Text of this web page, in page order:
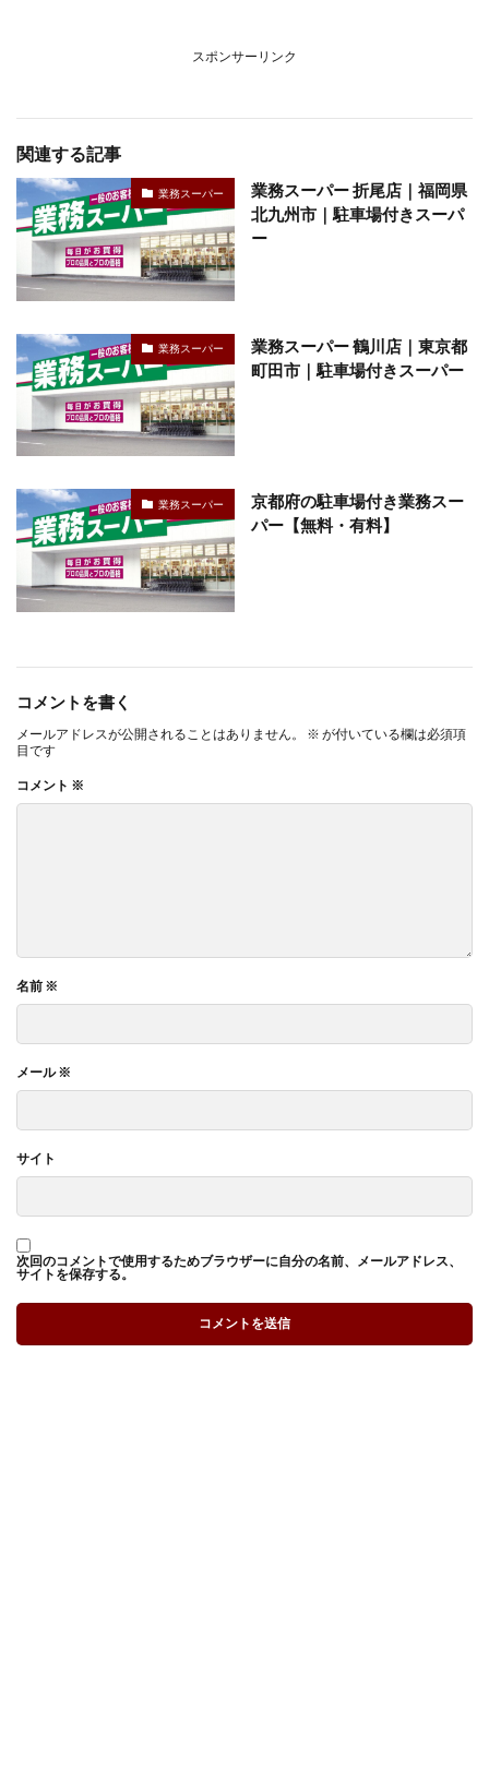
スポンサーリンク
関連する記事
業務スーパー
業務スーパー 折尾店｜福岡県
北九州市｜駐車場付きスーパ
ー
業務スーパー
業務スーパー 鶴川店｜東京都
町田市｜駐車場付きスーパー
業務スーパー
京都府の駐車場付き業務スー
パー【無料・有料】
コメントを書く
メールアドレスが公開されることはありません。 ※ が付いている欄は必須項
目です
コメント ※
名前 ※
メール※
サイト
次回のコメントで使用するためブラウザーに自分の名前、メールアドレス、
サイトを保存する。